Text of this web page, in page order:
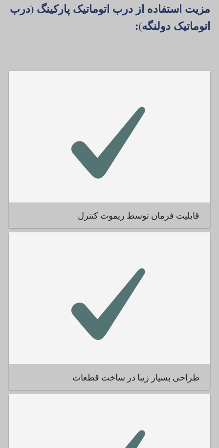
مزیت استفاده از درب اتوماتیک پارکینگ (درب
اتوماتیک دولنگه):
قابلیت فرمان توسط ریموت کنترل
طراحی بسیار زیبا در ساخت قطعات